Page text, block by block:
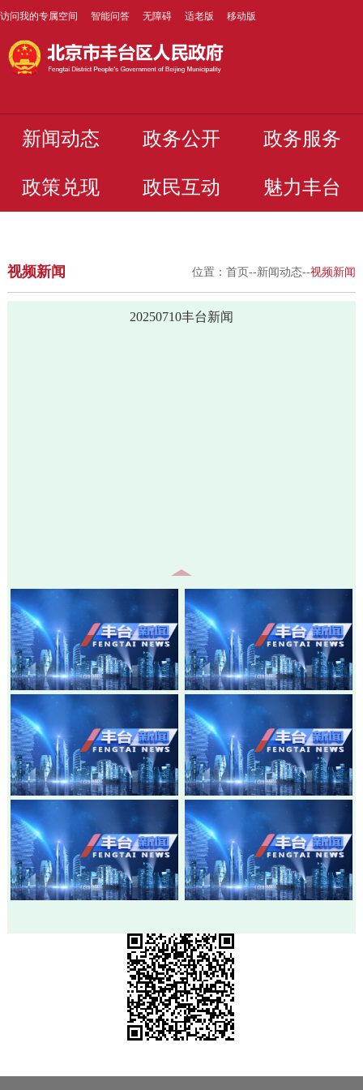
访问我的专属空间 智能问答 无障碍 适老版 移动版
新闻动态 政务公开 政务服务
政策兑现 政民互动 魅力丰台
视频新闻 位置：首页--新闻动态--视频新闻
20250710丰台新闻
20260805-丰台新闻
20260803-丰台新闻
20260730-丰台新闻
20260728-丰台新闻